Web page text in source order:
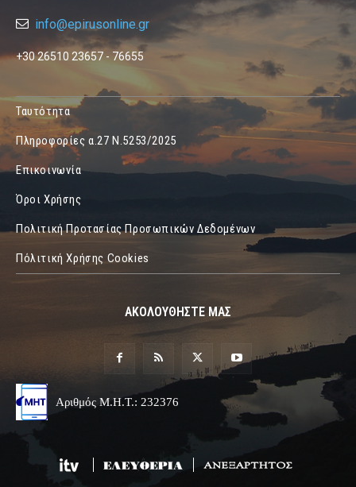
info@epirusonline.gr
+30 26510 23657 - 76655
Ταυτότητα
Πληροφορίες α.27 Ν.5253/2025
Επικοινωνία
Όροι Χρήσης
Πολιτική Προτασίας Προσωπικών Δεδομένων
Πόλιτική Χρήσης Cookies
ΑΚΟΛΟΥΘΗΣΤΕ ΜΑΣ
Αριθμός Μ.Η.Τ.: 232376